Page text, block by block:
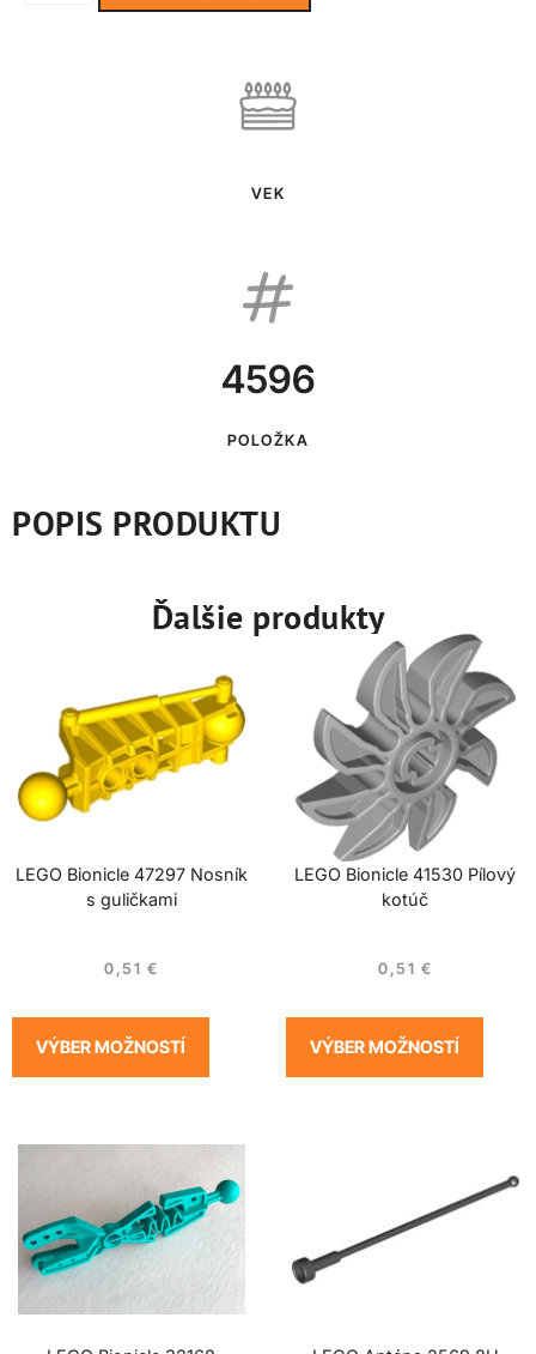
VEK
4596
POLOŽKA
POPIS PRODUKTU
Ďalšie produkty
LEGO Bionicle 47297 Nosník
s guličkami
0,51 €
VÝBER MOŽNOSTÍ
LEGO Bionicle 41530 Pílový
kotúč
0,51 €
VÝBER MOŽNOSTÍ